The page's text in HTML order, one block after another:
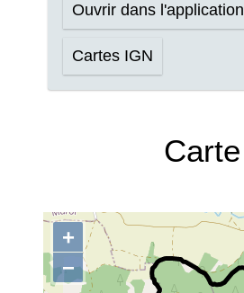
Ouvrir dans l'application
Cartes IGN
Carte
+
−